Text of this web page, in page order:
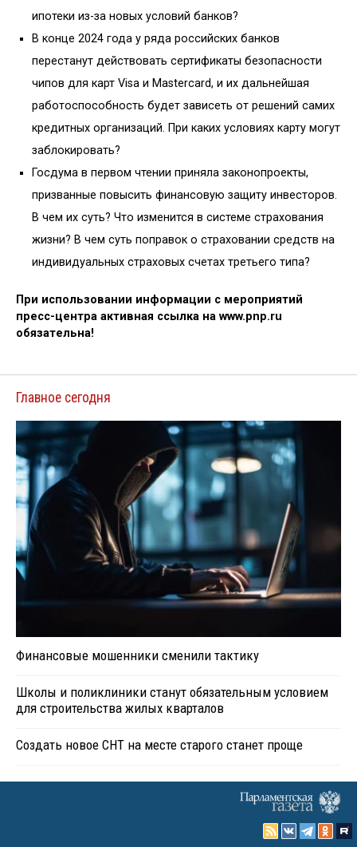
ипотеки из-за новых условий банков?
В конце 2024 года у ряда российских банков
перестанут действовать сертификаты безопасности
чипов для карт Visa и Mastercard, и их дальнейшая
работоспособность будет зависеть от решений самих
кредитных организаций. При каких условиях карту могут
заблокировать?
Госдума в первом чтении приняла законопроекты,
призванные повысить финансовую защиту инвесторов.
В чем их суть? Что изменится в системе страхования
жизни? В чем суть поправок о страховании средств на
индивидуальных страховых счетах третьего типа?
При использовании информации с мероприятий
пресс-центра активная ссылка на www.pnp.ru
обязательна!
Главное сегодня
Финансовые мошенники сменили тактику
Школы и поликлиники станут обязательным условием
для строительства жилых кварталов
Создать новое СНТ на месте старого станет проще